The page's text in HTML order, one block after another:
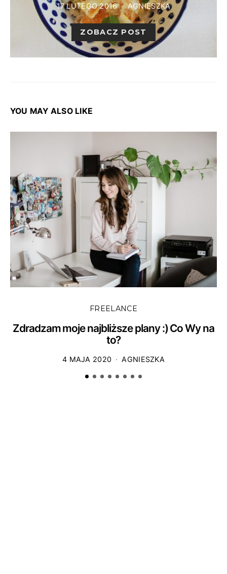
17 LUTEGO 2016 AGNIESZKA
ZOBACZ POST
YOU MAY ALSO LIKE
FREELANCE
Zdradzam moje najbliższe plany :) Co Wy na
to?
4 MAJA 2020 AGNIESZKA